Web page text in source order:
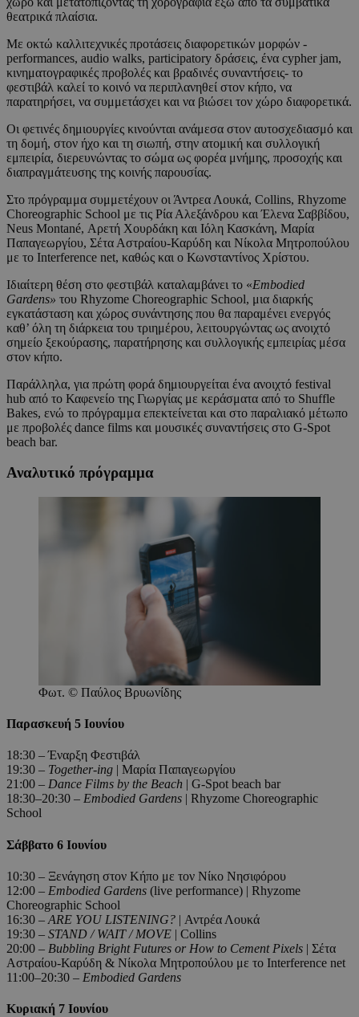
θεατρικά πλαίσια.
Με οκτώ καλλιτεχνικές προτάσεις διαφορετικών μορφών -
performances, audio walks, participatory δράσεις, ένα cypher jam,
κινηματογραφικές προβολές και βραδινές συναντήσεις- το
φεστιβάλ καλεί το κοινό να περιπλανηθεί στον κήπο, να
παρατηρήσει, να συμμετάσχει και να βιώσει τον χώρο διαφορετικά.
Οι φετινές δημιουργίες κινούνται ανάμεσα στον αυτοσχεδιασμό και
τη δομή, στον ήχο και τη σιωπή, στην ατομική και συλλογική
εμπειρία, διερευνώντας το σώμα ως φορέα μνήμης, προσοχής και
διαπραγμάτευσης της κοινής παρουσίας.
Στο πρόγραμμα συμμετέχουν οι Άντρεα Λουκά, Collins, Rhyzome
Choreographic School με τις Ρία Αλεξάνδρου και Έλενα Σαββίδου,
Neus Montané, Αρετή Χουρδάκη και Ιόλη Κασκάνη, Μαρία
Παπαγεωργίου, Σέτα Αστραίου-Καρύδη και Νίκολα Μητροπούλου
με το Interference net, καθώς και ο Κωνσταντίνος Χρίστου.
Ιδιαίτερη θέση στο φεστιβάλ καταλαμβάνει το «Embodied
Gardens» του Rhyzome Choreographic School, μια διαρκής
εγκατάσταση και χώρος συνάντησης που θα παραμένει ενεργός
καθ’ όλη τη διάρκεια του τριημέρου, λειτουργώντας ως ανοιχτό
σημείο ξεκούρασης, παρατήρησης και συλλογικής εμπειρίας μέσα
στον κήπο.
Παράλληλα, για πρώτη φορά δημιουργείται ένα ανοιχτό festival
hub από το Καφενείο της Γιωργίας με κεράσματα από το Shuffle
Bakes, ενώ το πρόγραμμα επεκτείνεται και στο παραλιακό μέτωπο
με προβολές dance films και μουσικές συναντήσεις στο G-Spot
beach bar.
Αναλυτικό πρόγραμμα
Φωτ. © Παύλος Βρυωνίδης
Παρασκευή 5 Ιουνίου
18:30 – Έναρξη Φεστιβάλ
19:30 – Together-ing | Μαρία Παπαγεωργίου
21:00 – Dance Films by the Beach | G-Spot beach bar
18:30–20:30 – Embodied Gardens | Rhyzome Choreographic
School
Σάββατο 6 Ιουνίου
10:30 – Ξενάγηση στον Κήπο με τον Νίκο Νησιφόρου
12:00 – Embodied Gardens (live performance) | Rhyzome
Choreographic School
16:30 – ARE YOU LISTENING? | Αντρέα Λουκά
19:30 – STAND / WAIT / MOVE | Collins
20:00 – Bubbling Bright Futures or How to Cement Pixels | Σέτα
Αστραίου-Καρύδη & Νίκολα Μητροπούλου με το Interference net
11:00–20:30 – Embodied Gardens
Κυριακή 7 Ιουνίου